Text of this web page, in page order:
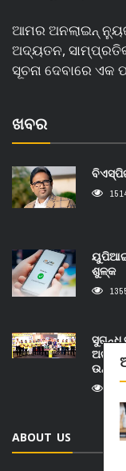
ଆମର ଅନଲାଇନ୍
ଅଦ୍ୟତନ,
ସୂଚନା ଦେବାରେ
ଖବର
ୟୁପିଆଇ
ଶୁଳ୍କ
ସୁଗନ୍ଧ
ABOUT US